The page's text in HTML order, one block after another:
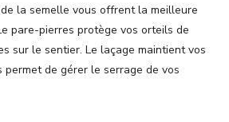
la semelle vous offrent la meilleure
pare-pierres protège vos orteils de
sur le sentier. Le laçage maintient vos
permet de gérer le serrage de vos